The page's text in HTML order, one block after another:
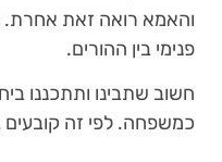
והאמא רואה זאת
פנימי בין ההורים.
חשוב שתבינו ותתכננו
כמשפחה. לפי זה